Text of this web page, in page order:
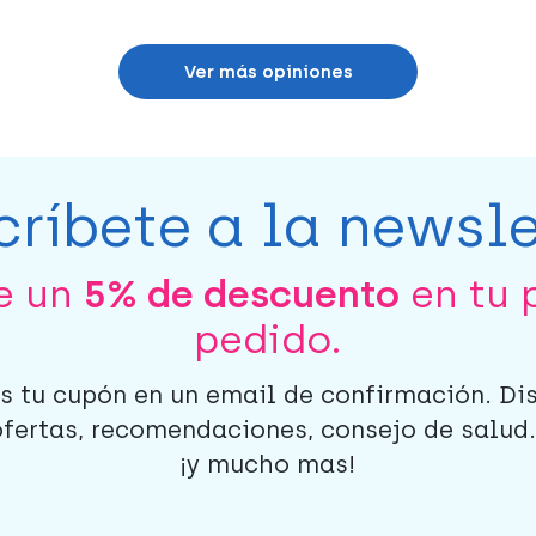
Ver más opiniones
a la
un 5% de descuento en tu
pedido.
tu cupón en un email de confirmación.
recomendaciones, consejo de
¡y mucho mas!